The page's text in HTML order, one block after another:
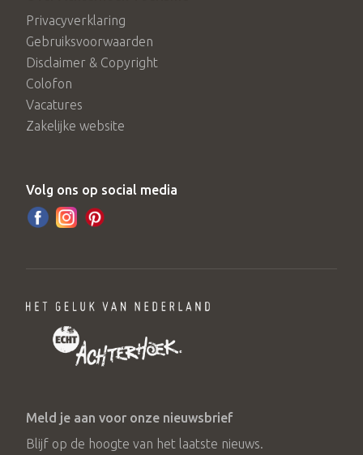
Privacyverklaring
Gebruiksvoorwaarden
Disclaimer & Copyright
Colofon
Vacatures
Zakelijke website
Volg ons op social media
Meld je aan voor onze nieuwsbrief
Blijf op de hoogte van het laatste nieuws.